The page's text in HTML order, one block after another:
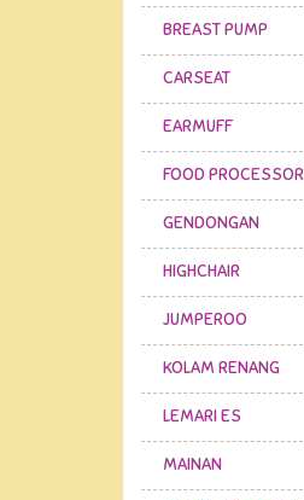
BREAST PUMP
CARSEAT
EARMUFF
FOOD PROCESSOR
GENDONGAN
HIGHCHAIR
JUMPEROO
KOLAM RENANG
LEMARI ES
MAINAN